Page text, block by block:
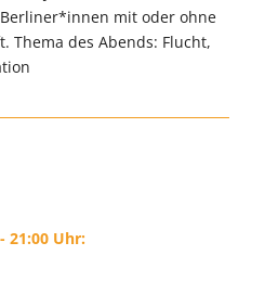
mit oder ohne
Thema des Abends: Flucht,
21:00 Uhr: